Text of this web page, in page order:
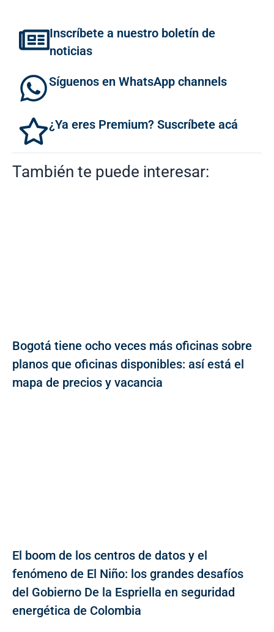
Inscríbete a nuestro boletín de
noticias
Síguenos en WhatsApp channels
¿Ya eres Premium? Suscríbete acá
También te puede interesar:
Bogotá tiene ocho veces más oficinas sobre
planos que oficinas disponibles: así está el
mapa de precios y vacancia
El boom de los centros de datos y el
fenómeno de El Niño: los grandes desafíos
del Gobierno De la Espriella en seguridad
energética de Colombia